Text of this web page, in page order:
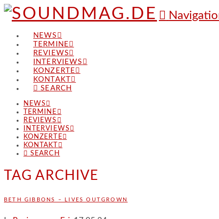
NEWS
TERMINE
REVIEWS
INTERVIEWS
KONZERTE
KONTAKT
SEARCH
NEWS
TERMINE
REVIEWS
INTERVIEWS
KONZERTE
KONTAKT
SEARCH
TAG ARCHIVE
BETH GIBBONS – LIVES OUTGROWN